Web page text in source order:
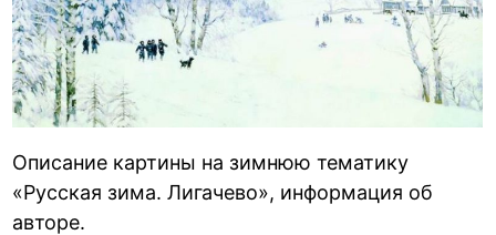
Описание картины на зимнюю тематику
«Русская зима. Лигачево», информация об
авторе.